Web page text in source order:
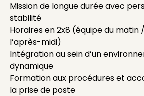
Mission de longue durée avec
stabilité
Horaires en 2x8 (équipe du matin
l’après-midi)
Intégration au sein d’un
dynamique
Formation aux procédures et
la prise de poste